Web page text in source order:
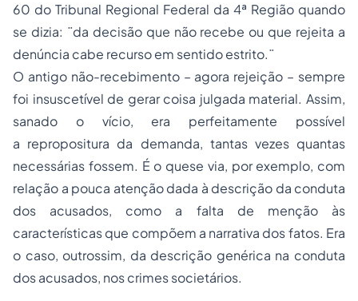
60 do Tribunal Regional Federal da 4ª Região quando
se dizia: ¨da decisão que não recebe ou que rejeita a
denúncia cabe recurso em sentido estrito.¨
O antigo não-recebimento – agora rejeição – sempre
foi insuscetível de gerar coisa julgada material. Assim,
sanado o vício, era perfeitamente possível
a repropositura da demanda, tantas vezes quantas
necessárias fossem. É o quese via, por exemplo, com
relação a pouca atenção dada à descrição da conduta
dos acusados, como a falta de menção às
características que compõem a narrativa dos fatos. Era
o caso, outrossim, da descrição genérica na conduta
dos acusados, nos crimes societários.